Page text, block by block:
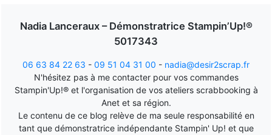
Nadia Lanceraux – Démonstratrice Stampin’Up!®
5017343
06 63 84 22 63 - 09 51 04 31 00 - nadia@desir2scrap.fr
N'hésitez pas à me contacter pour vos commandes
Stampin'Up!® et l'organisation de vos ateliers scrabbooking à
Anet et sa région.
Le contenu de ce blog relève de ma seule responsabilité en
tant que démonstratrice indépendante Stampin' Up! et que